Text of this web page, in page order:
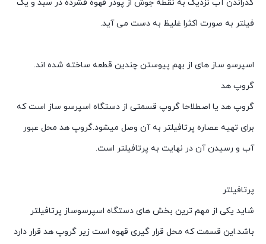
گذراندن آب نزدیک به نقطه جوش از پودر قهوه فشرده در سبد و یک
فیلتر به صورت اکثرا غلیظ به دست می آید.
اسپرسو ساز های از بهم پیوستن چندین قطعه ساخته شده اند.
گروپ هد
گروپ هد یا اصطلاحا گروپ قسمتی از دستگاه اسپرسو ساز است که
برای تهیه عصاره پرتافیلتر به آن وصل میشود.گروپ هد محل عبور
آب و رسیدن آن در نهایت به پرتافیلتر است.
پرتافیلتر
شاید یکی از مهم ترین بخش های دستگاه اسپرسوساز پرتافیلتر
باشد.این قسمت که محل قرار گیری قهوه است زیر گروپ هد قرار دارد